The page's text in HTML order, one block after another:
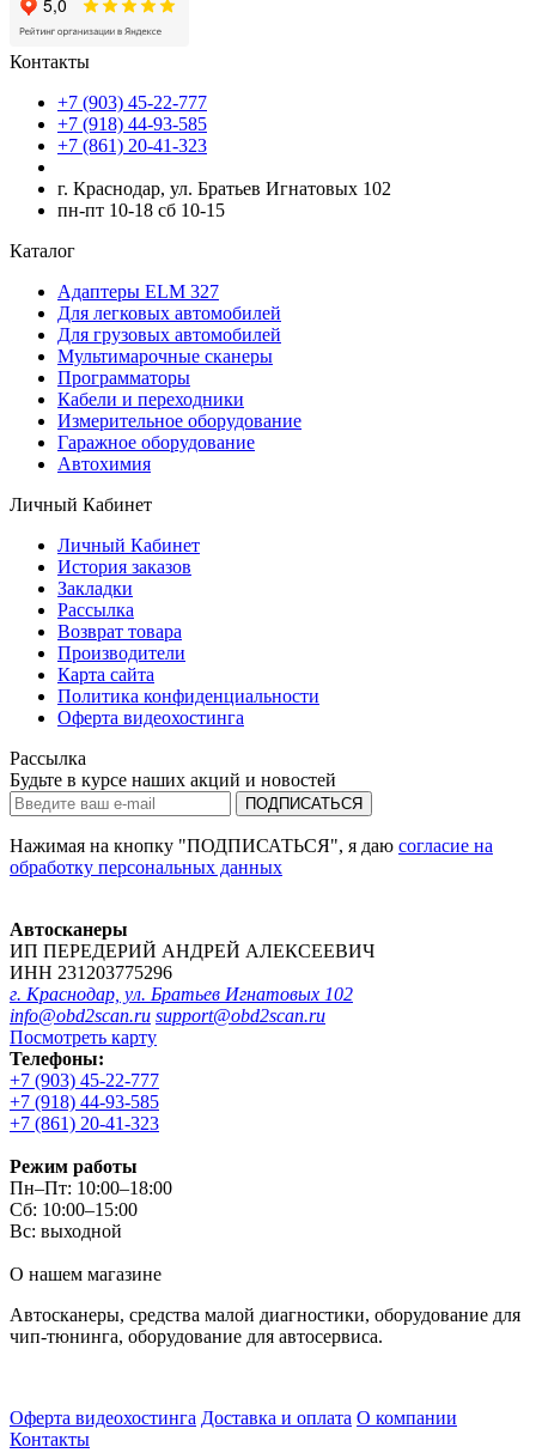
Контакты
+7 (903) 45-22-777
+7 (918) 44-93-585
+7 (861) 20-41-323
г. Краснодар, ул. Братьев Игнатовых 102
пн-пт 10-18 сб 10-15
Каталог
Адаптеры ELM 327
Для легковых автомобилей
Для грузовых автомобилей
Мультимарочные сканеры
Программаторы
Кабели и переходники
Измерительное оборудование
Гаражное оборудование
Автохимия
Личный Кабинет
Личный Кабинет
История заказов
Закладки
Рассылка
Возврат товара
Производители
Карта сайта
Политика конфиденциальности
Оферта видеохостинга
Рассылка
Будьте в курсе наших акций и новостей
ПОДПИСАТЬСЯ
Нажимая на кнопку "ПОДПИСАТЬСЯ", я даю согласие на
обработку персональных данных
Автосканеры
ИП ПЕРЕДЕРИЙ АНДРЕЙ АЛЕКСЕЕВИЧ
ИНН 231203775296
г. Краснодар, ул. Братьев Игнатовых 102
info@obd2scan.ru support@obd2scan.ru
Посмотреть карту
Телефоны:
+7 (903) 45-22-777
+7 (918) 44-93-585
+7 (861) 20-41-323
Режим работы
Пн–Пт: 10:00–18:00
Сб: 10:00–15:00
Вс: выходной
О нашем магазине
Автосканеры, средства малой диагностики, оборудование для
чип-тюнинга, оборудование для автосервиса.
Оферта видеохостинга Доставка и оплата О компании
Контакты